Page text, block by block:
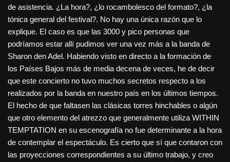
de asistencia. ¿La hora?, ¿lo rocambolesco del formato?, ¿la
tónica general del festival?. No hay una única razón que lo
explique. El caso es que las 3000 y pico personas que
podríamos estar allí pudimos ver una vez más a la banda de
Sharon den Adel. Habiendo visto en directo a la formación de
los Países Bajos más de media decena de veces, he de decir
que este concierto no tuvo muchos secretos respecto a los
realizados por la banda en nuestro país en los últimos tiempos.
El hecho de que faltasen las clásicas torres hinchables o algún
que otro elemento del atrezzo que generalmente utiliza WITHIN
TEMPTATION en su escenografía no fue determinante a la hora
de contemplar el espectáculo. Es cierto que sí que contaron con
las proyecciones correspondientes a su último trabajo, y creo